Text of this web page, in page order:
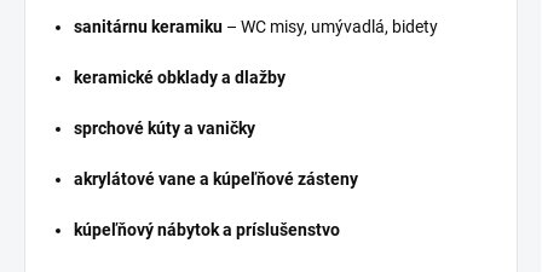
sanitárnu keramiku – WC misy, umývadlá, bidety
keramické obklady a dlažby
sprchové kúty a vaničky
akrylátové vane a kúpeľňové zásteny
kúpeľňový nábytok a príslušenstvo